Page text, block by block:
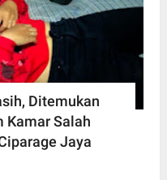
Ditemukan
Kamar Salah
Jaya